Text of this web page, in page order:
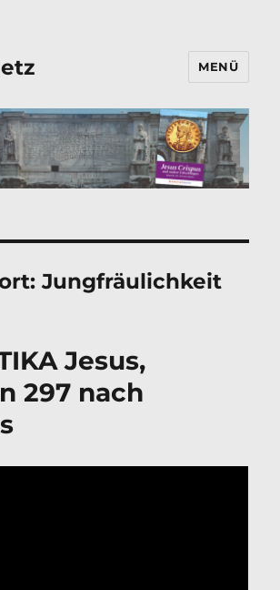
MENÜ
Jungfräulichkeit
Jesus,
297 nach